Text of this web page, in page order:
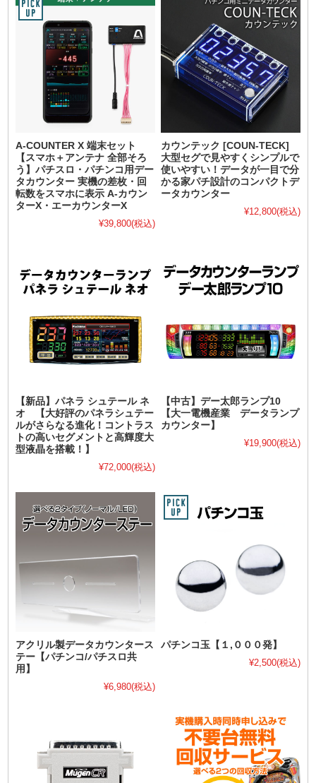
A-COUNTER X 端末セット
【スマホ＋アンテナ 全部そろ
う】パチスロ・パチンコ用デー
タカウンター 実機の差枚・回
転数をスマホに表示 A-カウン
ターX・エーカウンターX
¥39,800(税込)
カウンテック [COUN-TECK]
大型セグで見やすくシンプルで
使いやすい！データが一目で分
かる家パチ設計のコンパクトデ
ータカウンター
¥12,800(税込)
【新品】パネラ シュテール ネ
オ 【大好評のパネラシュテー
ルがさらなる進化！コントラス
トの高いセグメントと高輝度大
型液晶を搭載！】
¥72,000(税込)
【中古】デー太郎ランプ10
【大一電機産業 データランプ
カウンター】
¥19,900(税込)
アクリル製データカウンタース
テー【パチンコ/パチスロ共
用】
¥6,980(税込)
パチンコ玉【１,０００発】
¥2,500(税込)